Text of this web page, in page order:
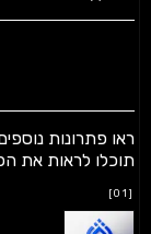
ראו פתרונות
תוכלו לראות את
[01]